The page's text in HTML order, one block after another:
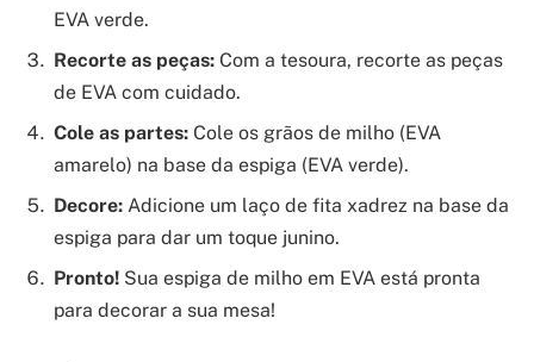
EVA verde.
Recorte as peças: Com a tesoura, recorte as peças
de EVA com cuidado.
Cole as partes: Cole os grãos de milho (EVA
amarelo) na base da espiga (EVA verde).
Decore: Adicione um laço de fita xadrez na base da
espiga para dar um toque junino.
Pronto! Sua espiga de milho em EVA está pronta
para decorar a sua mesa!